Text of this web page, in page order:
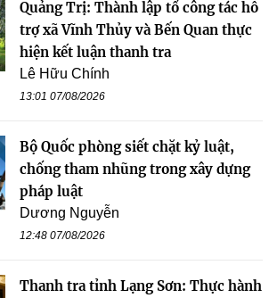
Quảng Trị: Thành lập tổ công tác hỗ
trợ xã Vĩnh Thủy và Bến Quan thực
hiện kết luận thanh tra
Lê Hữu Chính
13:01 07/08/2026
Bộ Quốc phòng siết chặt kỷ luật,
chống tham nhũng trong xây dựng
pháp luật
Dương Nguyễn
12:48 07/08/2026
Thanh tra tỉnh Lạng Sơn: Thực hành